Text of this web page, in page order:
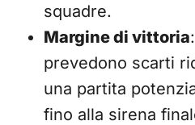
squadre.
Margine di vittoria
prevedono scarti
una partita
fino alla sirena